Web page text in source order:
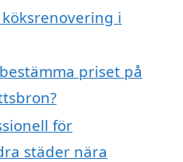
i
priset på
för
städer nära